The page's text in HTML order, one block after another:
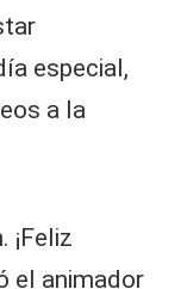
especial,
a la
¡Feliz
el animador